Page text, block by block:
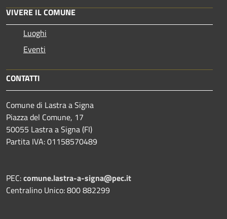
VIVERE IL COMUNE
Luoghi
Eventi
CONTATTI
Comune di Lastra a Signa
Piazza del Comune, 17
50055 Lastra a Signa (FI)
Partita IVA: 01158570489
PEC:comune.lastra-a-signa@pec.it
Centralino Unico: 800 882299